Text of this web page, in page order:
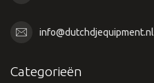
info@dutchdjequipment.nl
Categorieën